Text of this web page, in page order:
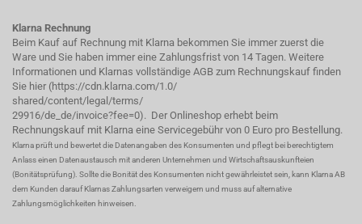
Klarna Rechnung
Beim Kauf auf Rechnung mit Klarna bekommen Sie immer zuerst die
Ware und Sie haben immer eine Zahlungsfrist von 14 Tagen. Weitere
Informationen und Klarnas vollständige AGB zum Rechnungskauf finden
Sie hier (https://cdn.klarna.com/1.0/
shared/content/legal/terms/
29916/de_de/invoice?fee=0). Der Onlineshop erhebt beim
Rechnungskauf mit Klarna eine Servicegebühr von 0 Euro pro Bestellung.
Klarna prüft und bewertet die Datenangaben des Konsumenten und pflegt bei berechtigtem
Anlass einen Datenaustausch mit anderen Unternehmen und Wirtschaftsauskunfteien
(Bonitätsprüfung). Sollte die Bonität des Konsumenten nicht gewährleistet sein, kann Klarna AB
dem Kunden darauf Klarnas Zahlungsarten verweigern und muss auf alternative
Zahlungsmöglichkeiten hinweisen.